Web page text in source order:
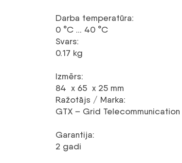
Darba temperatūra:
0 °C … 40 °C
Svars:
0.17 kg
Izmērs:
84 x 65 x 25 mm
Ražotājs / Marka:
GTX – Grid
Garantija:
2 gadi